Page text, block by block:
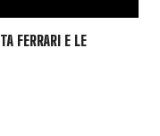
FERRARI E LE